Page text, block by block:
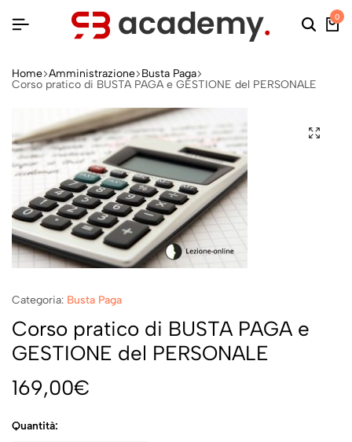
0
Home Amministrazione Busta Paga
Corso pratico di BUSTA PAGA e GESTIONE del PERSONALE
Categoria: Busta Paga
Corso pratico di BUSTA PAGA e
GESTIONE del PERSONALE
169,00€
Quantità: